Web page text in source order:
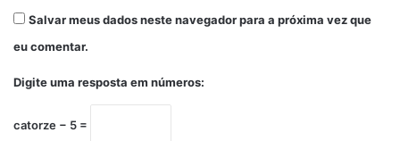
Salvar meus dados neste navegador para a próxima vez que
eu comentar.
Digite uma resposta em números:
catorze − 5 =